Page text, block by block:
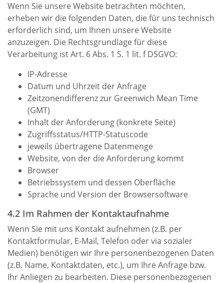
Wenn Sie unsere Website betrachten möchten,
erheben wir die folgenden Daten, die für uns technisch
erforderlich sind, um Ihnen unsere Website
anzuzeigen. Die Rechtsgrundlage für diese
Verarbeitung ist Art. 6 Abs. 1 S. 1 lit. f DSGVO:
IP-Adresse
Datum und Uhrzeit der Anfrage
Zeitzonendifferenz zur Greenwich Mean Time
(GMT)
Inhalt der Anforderung (konkrete Seite)
Zugriffsstatus/HTTP-Statuscode
jeweils übertragene Datenmenge
Website, von der die Anforderung kommt
Browser
Betriebssystem und dessen Oberfläche
Sprache und Version der Browsersoftware
4.2 Im Rahmen der Kontaktaufnahme
Wenn Sie mit uns Kontakt aufnehmen (z.B. per
Kontaktformular, E-Mail, Telefon oder via sozialer
Medien) benötigen wir Ihre personenbezogenen Daten
(z.B. Name, Kontaktdaten, etc.), um Ihre Anfrage bzw.
Ihr Anliegen zu bearbeiten. Diese personenbezogenen